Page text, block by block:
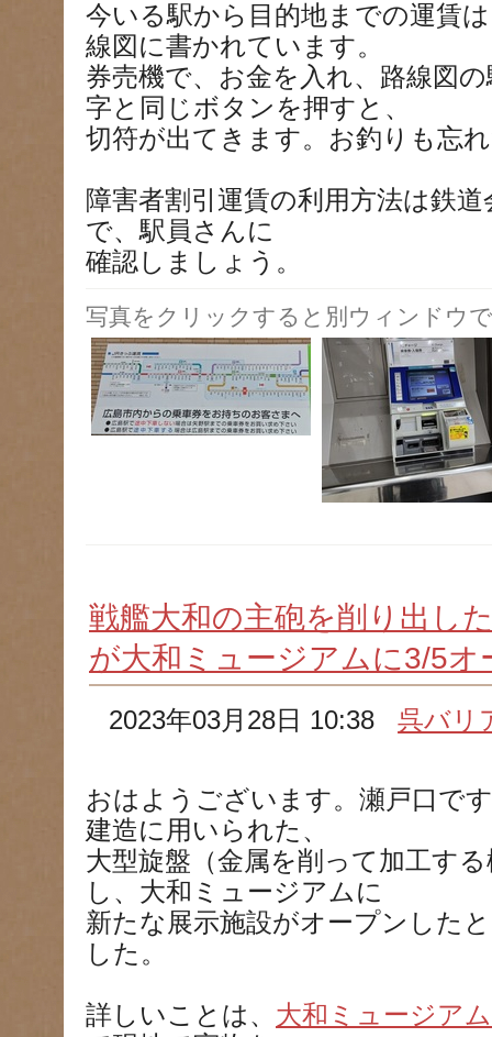
今いる駅から目的地までの運賃
線図に書かれています。
券売機で、お金を入れ、路線図
字と同じボタンを押すと、
切符が出てきます。お釣りも忘
障害者割引運賃の利用方法は鉄
で、駅員さんに
確認しましょう。
写真をクリックすると別ウィンドウ
戦艦大和の主砲を削り出し
が大和ミュージアムに3/5
2023年03月28日 10:38呉バリ
おはようございます。瀬戸口で
建造に用いられた、
大型旋盤（金属を削って加工す
し、大和ミュージアムに
新たな展示施設がオープンした
した。
詳しいことは、 大和ミュージア